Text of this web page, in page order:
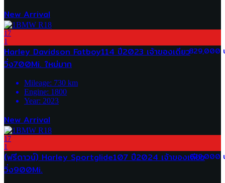
New Arrival
17
1
829,000
Harley Davidson Fatboy114 ปี2023 เจ้าของเดียว
วิ่ง700Mi. ใหม่มาก
Mileage: 730 km
Engine: 1800
Year: 2023
New Arrival
17
1
679,000
(ฟรีดาวน์) Harley Sportglide107 ปี2024 เจ้าของเดียว
วิ่ง900Mi.